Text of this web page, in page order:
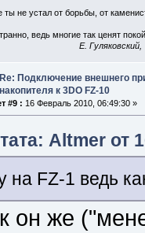
ты не устал от борьбы, от
ведь многие так ценят
E.
Re: Подключение внешнего
накопителя к 3DO FZ-10
#9 : 16 Февраль 2010, 06:49:30 »
Altmer от
на FZ-1 ведь
он же